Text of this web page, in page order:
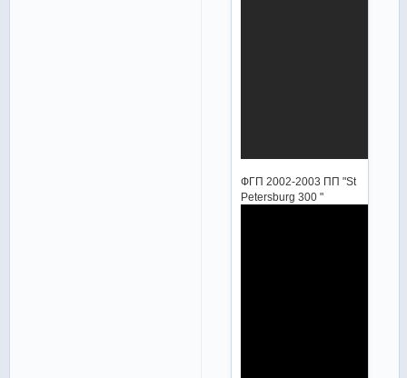
ФГП 2002-2003 ПП "St
Petersburg 300 "